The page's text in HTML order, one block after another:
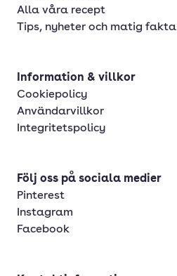
Alla våra recept
Tips, nyheter och matig fakta
Information & villkor
Cookiepolicy
Användarvillkor
Integritetspolicy
Följ oss på sociala medier
Pinterest
Instagram
Facebook